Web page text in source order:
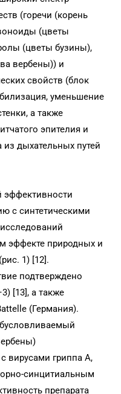
(горечи (корень
(цветы
(цветы бузины),
вербены)) и
свойств (блок
уменьшение
а также
эпителия и
из дыхательных путей
эффективности
с синтетическими
эффекте природных и
1) [12].
подтверждено
[13], а также
(Германия).
вирусами гриппа А,
синцитиальным
препарата